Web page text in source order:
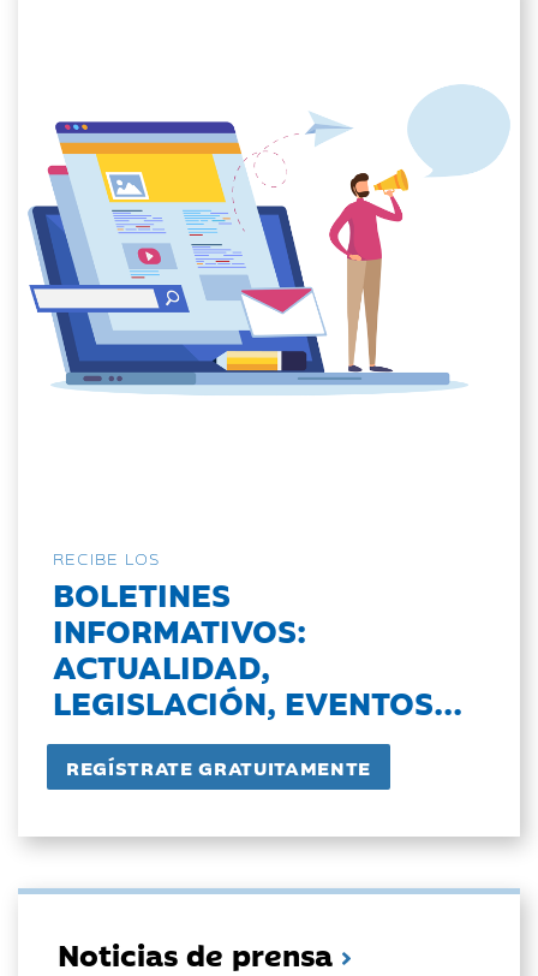
RECIBE LOS
BOLETINES
INFORMATIVOS:
ACTUALIDAD,
LEGISLACIÓN, EVENTOS...
Noticias de prensa